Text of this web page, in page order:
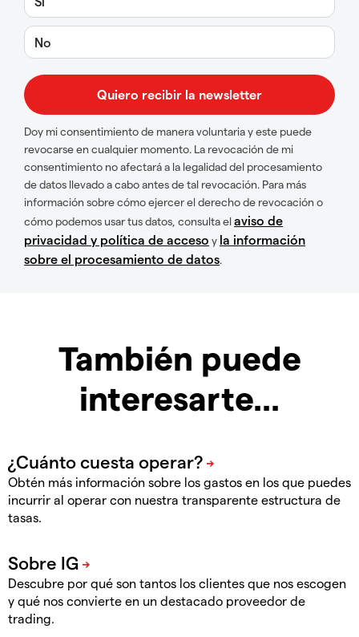
No
Doy mi consentimiento de manera voluntaria y este puede
revocarse en cualquier momento. La revocación de mi
consentimiento no afectará a la legalidad del procesamiento
de datos llevado a cabo antes de tal revocación. Para más
información sobre cómo ejercer el derecho de revocación o
cómo podemos usar tus datos, consulta elaviso de
privacidad y política de acceso y la información
sobre el procesamiento de datos.
También puede
interesarte...
Obtén más información sobre los gastos en los que puedes
incurrir al operar con nuestra transparente estructura de
tasas.
Descubre por qué son tantos los clientes que nos escogen
y qué nos convierte en un destacado proveedor de
trading.